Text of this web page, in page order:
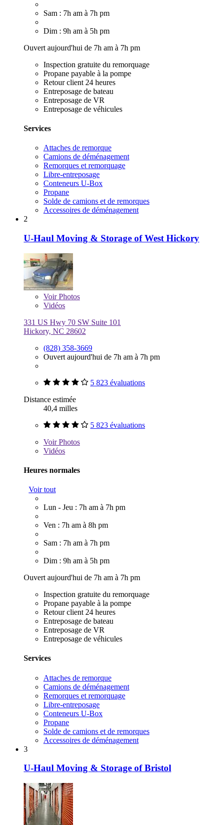
Sam : 7h am à 7h pm
Dim : 9h am à 5h pm
Ouvert aujourd'hui de 7h am à 7h pm
Inspection gratuite du remorquage
Propane payable à la pompe
Retour client 24 heures
Entreposage de bateau
Entreposage de VR
Entreposage de véhicules
Services
Attaches de remorque
Camions de déménagement
Remorques et remorquage
Libre-entreposage
Conteneurs U-Box
Propane
Solde de camions et de remorques
Accessoires de déménagement
2
U-Haul Moving & Storage of West Hickory
VoirPhotos
Vidéos
331 US Hwy 70 SW Suite 101
Hickory, NC 28602
(828) 358-3669
Ouvert aujourd'hui de 7h am à 7h pm
5 823 évaluations
Distance estimée
40,4 milles
5 823 évaluations
VoirPhotos
Vidéos
Heures normales
Voir tout
Lun - Jeu : 7h am à 7h pm
Ven : 7h am à 8h pm
Sam : 7h am à 7h pm
Dim : 9h am à 5h pm
Ouvert aujourd'hui de 7h am à 7h pm
Inspection gratuite du remorquage
Propane payable à la pompe
Retour client 24 heures
Entreposage de bateau
Entreposage de VR
Entreposage de véhicules
Services
Attaches de remorque
Camions de déménagement
Remorques et remorquage
Libre-entreposage
Conteneurs U-Box
Propane
Solde de camions et de remorques
Accessoires de déménagement
3
U-Haul Moving & Storage of Bristol